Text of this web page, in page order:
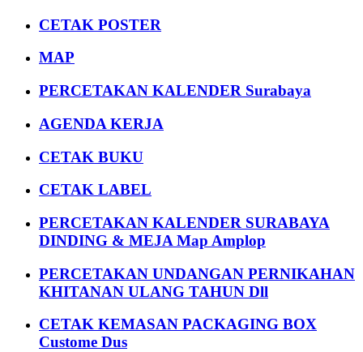
CETAK POSTER
MAP
PERCETAKAN KALENDER Surabaya
AGENDA KERJA
CETAK BUKU
CETAK LABEL
PERCETAKAN KALENDER SURABAYA
DINDING & MEJA Map Amplop
PERCETAKAN UNDANGAN PERNIKAHAN
KHITANAN ULANG TAHUN Dll
CETAK KEMASAN PACKAGING BOX
Custome Dus